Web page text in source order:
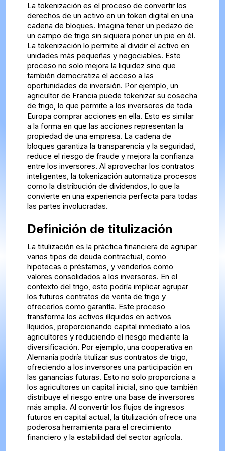
La tokenización es el proceso de convertir los
derechos de un activo en un token digital en una
cadena de bloques. Imagina tener un pedazo de
un campo de trigo sin siquiera poner un pie en él.
La tokenización lo permite al dividir el activo en
unidades más pequeñas y negociables. Este
proceso no solo mejora la liquidez sino que
también democratiza el acceso a las
oportunidades de inversión. Por ejemplo, un
agricultor de Francia puede tokenizar su cosecha
de trigo, lo que permite a los inversores de toda
Europa comprar acciones en ella. Esto es similar
a la forma en que las acciones representan la
propiedad de una empresa. La cadena de
bloques garantiza la transparencia y la seguridad,
reduce el riesgo de fraude y mejora la confianza
entre los inversores. Al aprovechar los contratos
inteligentes, la tokenización automatiza procesos
como la distribución de dividendos, lo que la
convierte en una experiencia perfecta para todas
las partes involucradas.
Definición de titulización
La titulización es la práctica financiera de agrupar
varios tipos de deuda contractual, como
hipotecas o préstamos, y venderlos como
valores consolidados a los inversores. En el
contexto del trigo, esto podría implicar agrupar
los futuros contratos de venta de trigo y
ofrecerlos como garantía. Este proceso
transforma los activos ilíquidos en activos
líquidos, proporcionando capital inmediato a los
agricultores y reduciendo el riesgo mediante la
diversificación. Por ejemplo, una cooperativa en
Alemania podría titulizar sus contratos de trigo,
ofreciendo a los inversores una participación en
las ganancias futuras. Esto no solo proporciona a
los agricultores un capital inicial, sino que también
distribuye el riesgo entre una base de inversores
más amplia. Al convertir los flujos de ingresos
futuros en capital actual, la titulización ofrece una
poderosa herramienta para el crecimiento
financiero y la estabilidad del sector agrícola.